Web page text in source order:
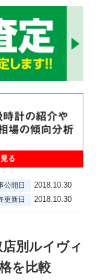
公開日 2018.10.30
更新日 2018.10.30
別ルイヴィ
を比較